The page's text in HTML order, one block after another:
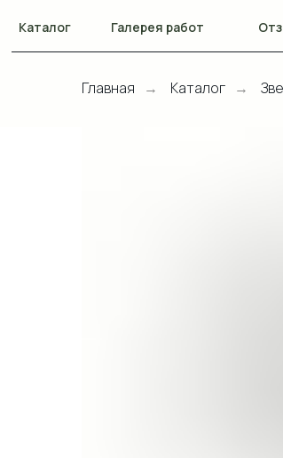
Галерея работ
Каталог
Главная → Каталог →